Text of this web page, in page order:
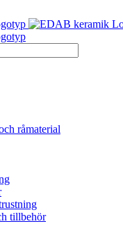
råmaterial
tillbehör